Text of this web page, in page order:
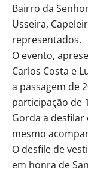
Bairro da
Usseira,
representados.
O evento,
Carlos Costa e
a passagem de
participação de
Gorda a desfilar
mesmo
O desfile de
em honra de